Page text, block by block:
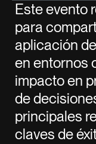
Este evento
para
aplicación
en entornos
impacto en
de
principales
claves de